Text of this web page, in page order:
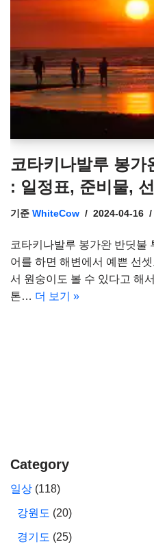
코타키나발루 봉가
: 일정표, 준비물,
기준 WhiteCow 2024-04-16
코타키나발루 봉가완 반딧불
어를 하면 해변에서 예쁜 선
서 원숭이도 볼 수 있다고 해
톤… 더 보기 »
Category
일상 (118)
강원도 (20)
경기도 (25)